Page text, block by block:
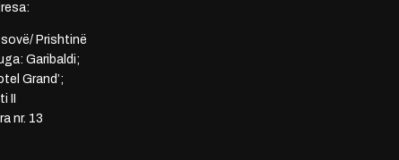
Prishtinë
Garibaldi;
Grand’;
II
nr. 13